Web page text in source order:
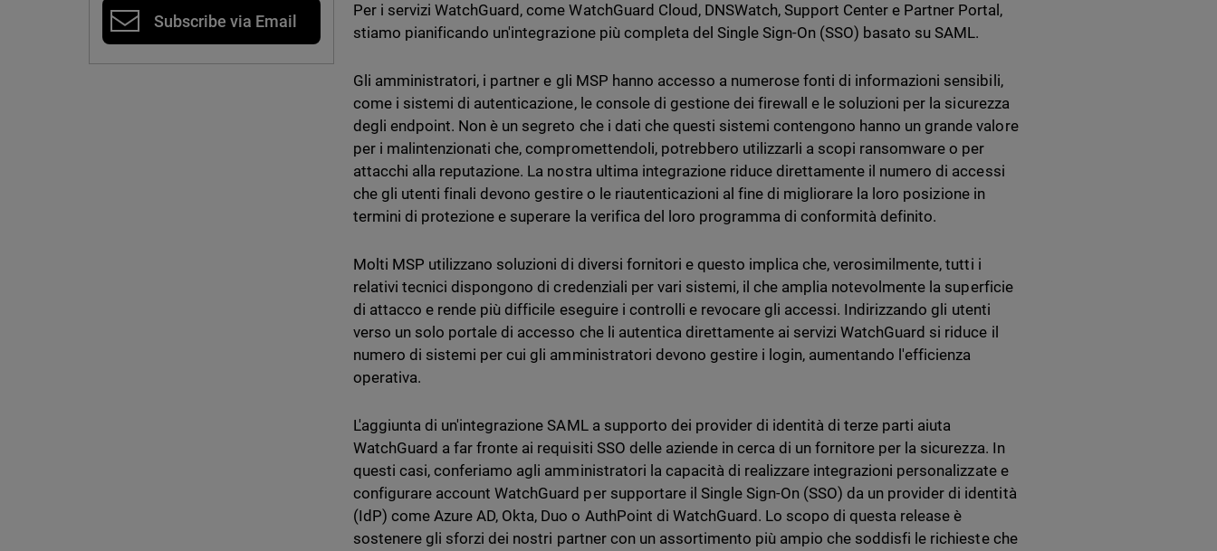
Subscribe via Email
Per i servizi WatchGuard, come WatchGuard Cloud, DNSWatch, Support Center e Partner Portal,
stiamo pianificando un'integrazione più completa del Single Sign-On (SSO) basato su SAML.
Gli amministratori, i partner e gli MSP hanno accesso a numerose fonti di informazioni sensibili,
come i sistemi di autenticazione, le console di gestione dei firewall e le soluzioni per la sicurezza
degli endpoint. Non è un segreto che i dati che questi sistemi contengono hanno un grande valore
per i malintenzionati che, compromettendoli, potrebbero utilizzarli a scopi ransomware o per
attacchi alla reputazione. La nostra ultima integrazione riduce direttamente il numero di accessi
che gli utenti finali devono gestire o le riautenticazioni al fine di migliorare la loro posizione in
termini di protezione e superare la verifica del loro programma di conformità definito.
Molti MSP utilizzano soluzioni di diversi fornitori e questo implica che, verosimilmente, tutti i
relativi tecnici dispongono di credenziali per vari sistemi, il che amplia notevolmente la superficie
di attacco e rende più difficile eseguire i controlli e revocare gli accessi. Indirizzando gli utenti
verso un solo portale di accesso che li autentica direttamente ai servizi WatchGuard si riduce il
numero di sistemi per cui gli amministratori devono gestire i login, aumentando l'efficienza
operativa.
L'aggiunta di un'integrazione SAML a supporto dei provider di identità di terze parti aiuta
WatchGuard a far fronte ai requisiti SSO delle aziende in cerca di un fornitore per la sicurezza. In
questi casi, conferiamo agli amministratori la capacità di realizzare integrazioni personalizzate e
configurare account WatchGuard per supportare il Single Sign-On (SSO) da un provider di identità
(IdP) come Azure AD, Okta, Duo o AuthPoint di WatchGuard. Lo scopo di questa release è
sostenere gli sforzi dei nostri partner con un assortimento più ampio che soddisfi le richieste che